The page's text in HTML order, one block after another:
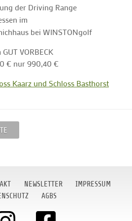
der Driving Range
im
bei WINSTONgolf
VORBECK
€ nur 990,40 €
Kaarz und Schloss Basthorst
NEWSLETTER
IMPRESSUM
AGBS